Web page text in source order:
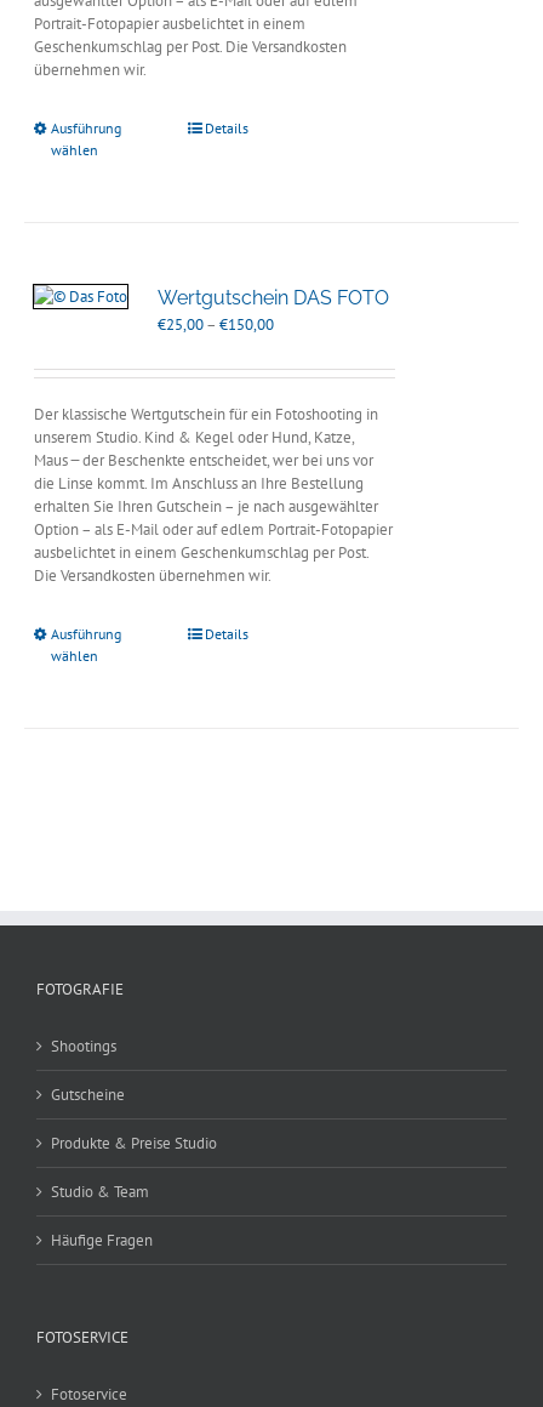
Portrait-Fotopapier ausbelichtet in einem
Geschenkumschlag per Post. Die Versandkosten
übernehmen wir.
Ausführung
wählen
Details
Wertgutschein DAS FOTO
€25,00–€150,00Preisspanne:
bis
Der klassische Wertgutschein für ein Fotoshooting in
unserem Studio. Kind & Kegel oder Hund, Katze,
Maus ̶̶̶ der Beschenkte entscheidet, wer bei uns vor
die Linse kommt. Im Anschluss an Ihre Bestellung
erhalten Sie Ihren Gutschein – je nach ausgewählter
Option – als E-Mail oder auf edlem Portrait-Fotopapier
ausbelichtet in einem Geschenkumschlag per Post.
Die Versandkosten übernehmen wir.
Ausführung
wählen
Details
FOTOGRAFIE
Shootings
Gutscheine
Produkte & Preise Studio
Studio & Team
Häufige Fragen
FOTOSERVICE
Fotoservice